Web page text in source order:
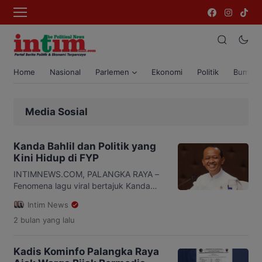
Home Nasional Parlemen Ekonomi Politik Bumi
Media Sosial
Kanda Bahlil dan Politik yang
Kini Hidup di FYP
INTIMNEWS.COM, PALANGKA RAYA –
Fenomena lagu viral bertajuk Kanda
Instagram Reels, hingga berbagai
platform media sosial memunculkan
Menteri Energi dan Sumber Daya
Intim News
2 bulan yang lalu
Kadis Kominfo Palangka Raya